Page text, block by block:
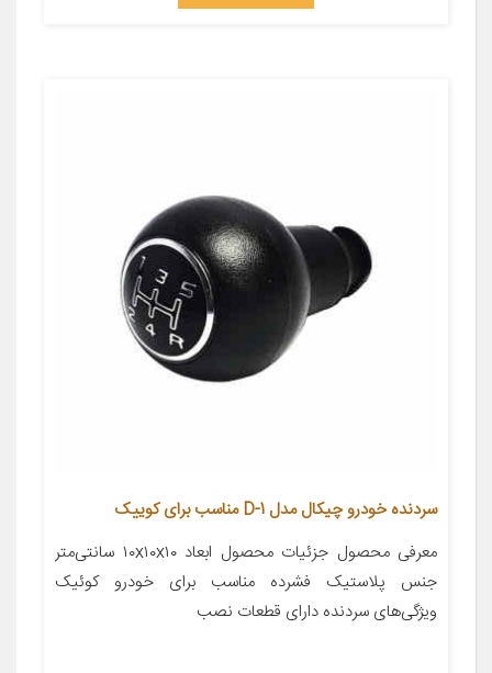
سردنده خودرو چیکال مدل D-1 مناسب برای کوییک
معرفی محصول جزئیات محصول ابعاد ۱۰x۱۰x۱۰ سانتی‌متر
جنس پلاستیک فشرده مناسب برای خودرو کوئیک
ویژگی‌های سردنده دارای قطعات نصب